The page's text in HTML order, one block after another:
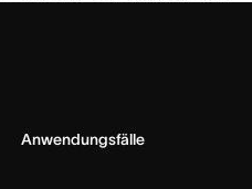
Anwendungsfälle